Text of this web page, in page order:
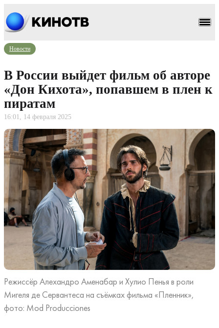
Новости
В России выйдет фильм об авторе
«Дон Кихота», попавшем в плен к
пиратам
16:01, 14 февраля 2025
Режиссёр Алехандро Аменабар и Хулио Пенья в роли
Мигеля де Сервантеса на съёмках фильма «Пленник»,
фото: Mod Producciones